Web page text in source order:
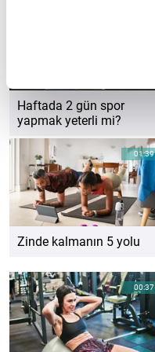
Haftada 2 gün spor
yapmak yeterli mi?
01:39
Zinde kalmanın 5 yolu
00:37